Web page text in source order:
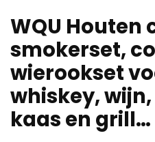
WQU
smokerset,
wierookset
whiskey,
kaas en grill…